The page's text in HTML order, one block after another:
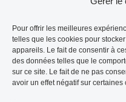
Pour offrir les meilleures
telles que les cookies pour
appareils. Le fait de consentir à
des données telles que le
sur ce site. Le fait de ne pas
avoir un effet négatif sur